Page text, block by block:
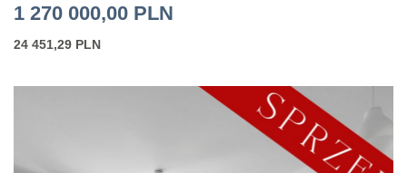
1 270 000,00 PLN
24 451,29 PLN